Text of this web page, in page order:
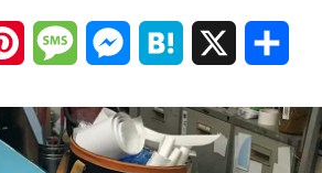
PinterestMessageMessenger
Hatena